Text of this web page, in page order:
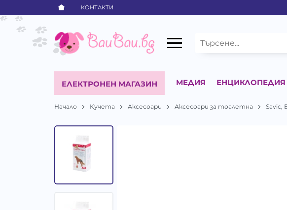
КОНТАКТИ
ЕЛЕКТРОНЕН МАГАЗИН МЕДИЯ ЕНЦИКЛОПЕДИЯ
Начало Кучета Аксесоари Аксесоари за тоалетна Savic,